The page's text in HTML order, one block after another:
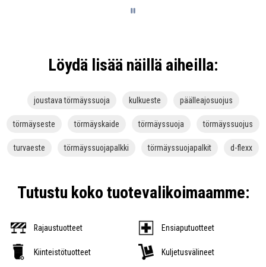
Löydä lisää näillä aiheilla:
joustava törmäyssuoja kulkueste päälleajosuojus
törmäyseste törmäyskaide törmäyssuoja törmäyssuojus
turvaeste törmäyssuojapalkki törmäyssuojapalkit d-flexx
Tutustu koko tuotevalikoimaamme:
Rajaustuotteet Ensiaputuotteet
Kiinteistötuotteet Kuljetusvälineet